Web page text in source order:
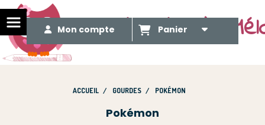
Le Méli Mélo de
Mon compte Panier
ACCUEIL GOURDES POKÉMON
Pokémon